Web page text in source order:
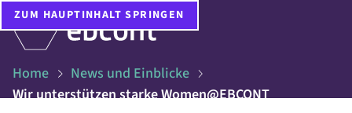
ZUM HAUPTINHALT SPRINGEN
Home
News und Einblicke
Wir unterstützen starke Women@EBCONT